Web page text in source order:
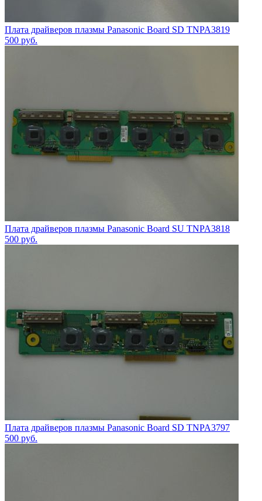
Плата драйверов плазмы Panasonic Board SD TNPA3819
500 руб.
Плата драйверов плазмы Panasonic Board SU TNPA3818
500 руб.
Плата драйверов плазмы Panasonic Board SD TNPA3797
500 руб.